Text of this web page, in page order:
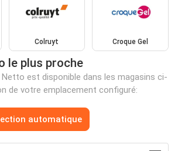
Colruyt Croque Gel
le plus proche
est disponible dans les magasins ci-
de votre emplacement configuré:
automatique